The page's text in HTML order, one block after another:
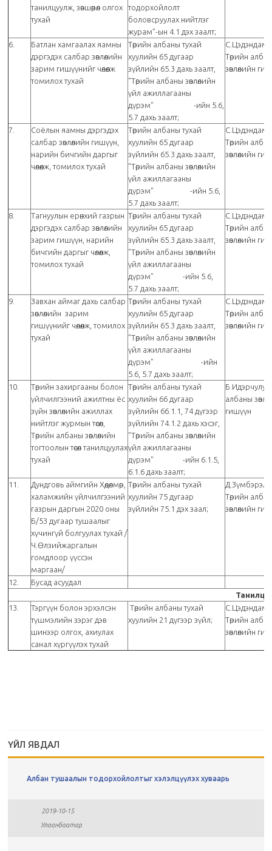
танилцуулж, зөвшөөрөл олгох
тухай
тодорхойлолт
боловсруулах нийтлэг
журам”-ын 4.1 дэх заалт;
6.
Батлан хамгаалах яамны
дэргэдэх салбар зөвлөлийн
зарим гишүүнийг чөлөөлж
томилох тухай
Төрийн албаны тухай
хуулийн 65 дугаар
зүйлийн 65.3 дахь заалт,
"Төрийн албаны зөвлөлийн
үйл ажиллагааны
дүрэм" -ийн 5.6,
5.7 дахь заалт;
Төрийн
зөвлөлийн
7.
Соёлын яамны дэргэдэх
салбар зөвлөлийн гишүүн,
нарийн бичгийн даргыг
чөлөөлж, томилох тухай
Төрийн албаны тухай
хуулийн 65 дугаар
зүйлийн 65.3 дахь заалт,
"Төрийн албаны зөвлөлийн
үйл ажиллагааны
дүрэм" -ийн 5.6,
5.7 дахь заалт;
Төрийн
зөвлөлийн
8.
Тагнуулын ерөнхий газрын
дэргэдэх салбар зөвлөлийн
зарим гишүүн, нарийн
бичгийн даргыг чөлөөлж,
томилох тухай
Төрийн албаны тухай
хуулийн 65 дугаар
зүйлийн 65.3 дахь заалт,
"Төрийн албаны зөвлөлийн
үйл ажиллагааны
дүрэм" -ийн 5.6,
5.7 дахь заалт;
Төрийн
зөвлөлийн
9.
Завхан аймаг дахь салбар
зөвлөлийн зарим
гишүүнийг чөлөөлж, томилох
тухай
Төрийн албаны тухай
хуулийн 65 дугаар
зүйлийн 65.3 дахь заалт,
"Төрийн албаны зөвлөлийн
үйл ажиллагааны
дүрэм" -ийн
5.6, 5.7 дахь заалт;
Төрийн
зөвлөлийн
10.
Төрийн захиргааны болон
үйлчилгээний ажилтны ёс
зүйн зөвлөлийн ажиллах
нийтлэг журмын төсөл,
Төрийн албаны зөвлөлийн
тогтоолын төсөл танилцуулах
тухай
Төрийн албаны тухай
хуулийн 66 дугаар
зүйлийн 66.1.1, 74 дүгээр
зүйлийн 74.1.2 дахь хэсэг,
"Төрийн албаны зөвлөлийн
үйл ажиллагааны
дүрэм" -ийн 6.1.5,
6.1.6 дахь заалт;
албаны
гишүүн
11.
Дундговь аймгийн Хөдөлмөр,
халамжийн үйлчилгээний
газрын даргын 2020 оны
Б/53 дугаар тушаалыг
хүчингүй болгуулах тухай /
Ч.Өлзийжаргалын
гомдлоор үүссэн
маргаан/
Төрийн албаны тухай
хуулийн 75 дугаар
зүйлийн 75.1 дэх заал;
Төрийн
зөвлөлийн
12.
Бусад асуудал
13.
Тэргүүн болон эрхэлсэн
түшмэлийн зэрэг дэв
шинээр олгох, ахиулах
санал хүргүүлэх тухай
Төрийн албаны тухай
хуулийн 21 дүгээр зүйл;
Төрийн
зөвлөлийн
ҮЙЛ ЯВДАЛ
Албан тушаалын тодорхойлолтыг хэлэлцүүлэх хуваарь
2019-10-15
Улаанбаатар